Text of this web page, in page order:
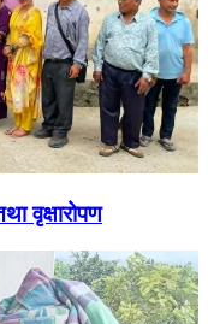
वृक्षारोपण